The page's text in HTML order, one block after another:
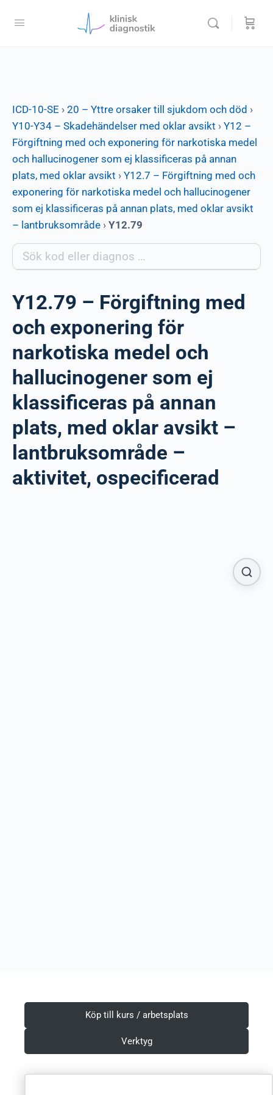
ICD-10-SE › 20 – Yttre orsaker till sjukdom och död ›
Y10-Y34 – Skadehändelser med oklar avsikt › Y12 –
Förgiftning med och exponering för narkotiska medel
och hallucinogener som ej klassificeras på annan
plats, med oklar avsikt › Y12.7 – Förgiftning med och
exponering för narkotiska medel och hallucinogener
som ej klassificeras på annan plats, med oklar avsikt
– lantbruksområde › Y12.79
Y12.79 – Förgiftning med
och exponering för
narkotiska medel och
hallucinogener som ej
klassificeras på annan
plats, med oklar avsikt –
lantbruksområde –
aktivitet, ospecificerad
Köp till kurs / arbetsplats
Verktyg